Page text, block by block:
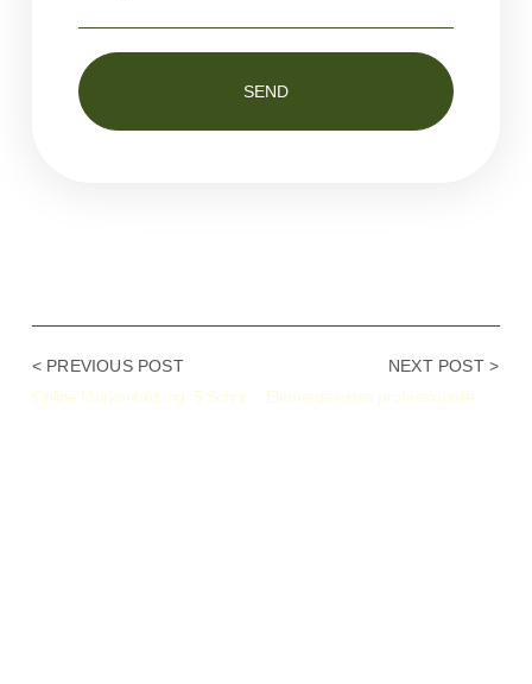
SEND
< PREVIOUS POST
Online Markenbildung: 5 Schritte, um deine Marke im digitalen Zeitalter zu etablieren
NEXT POST >
Elemente eines professionellen Online-Markenauftritts und wie man sie umsetzt